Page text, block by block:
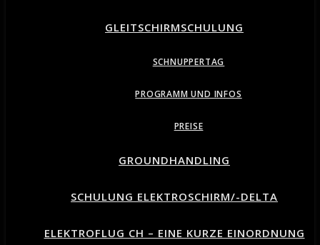
GLEITSCHIRMSCHULUNG
SCHNUPPERTAG
PROGRAMM UND INFOS
PREISE
GROUNDHANDLING
SCHULUNG ELEKTROSCHIRM/-DELTA
ELEKTROFLUG CH – EINE KURZE EINORDNUNG